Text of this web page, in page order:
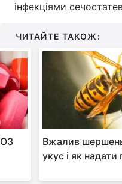
інфекціями
ЧИТАЙТЕ ТАКОЖ:
Вжалив
укус і як